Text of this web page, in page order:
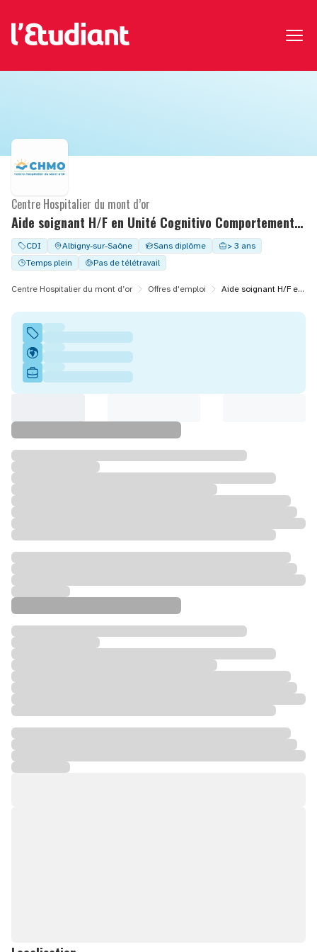
Aide soignant H/F en Unité Cognitivo Comportementale
Centre Hospitalier du mont d’or
CDI Albigny-sur-Saône Sans diplôme
> 3 ans
Temps plein
Pas de télétravail
Centre Hospitalier du mont d’or Offres d'emploi Aide soignant H/F en Unité Cognitivo Comportementale